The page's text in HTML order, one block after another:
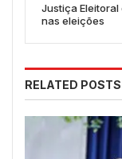
Justiça Eleitoral
nas eleições
RELATED POSTS